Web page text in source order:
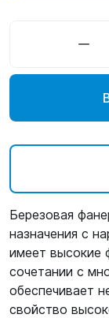
Березовая
назначения с
имеет высокие
сочетании с
обеспечивает
свойство